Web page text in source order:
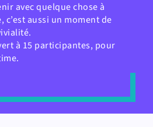
avec quelque chose à
c’est aussi un moment de
à 15 participantes, pour